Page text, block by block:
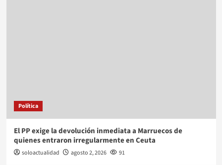
Política
El PP exige la devolución inmediata a Marruecos de
quienes entraron irregularmente en Ceuta
soloactualidad agosto 2, 2026 91